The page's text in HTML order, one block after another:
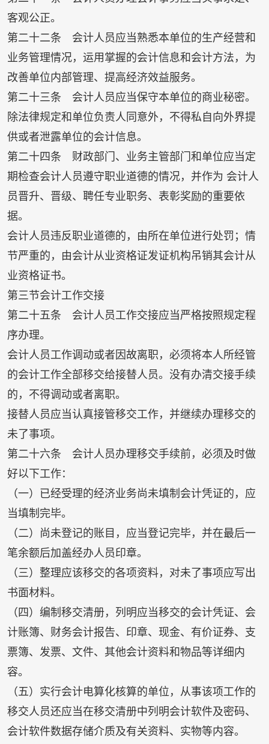
客观公正。
第二十二条 会计人员应当熟悉本单位的生产经营和
业务管理情况，运用掌握的会计信息和会计方法，为
改善单位内部管理、提高经济效益服务。
第二十三条 会计人员应当保守本单位的商业秘密。
除法律规定和单位负责人同意外，不得私自向外界提
供或者泄露单位的会计信息。
第二十四条 财政部门、业务主管部门和单位应当定
期检查会计人员遵守职业道德的情况，并作为 会计人
员晋升、晋级、聘任专业职务、表彰奖励的重要依
据。
会计人员违反职业道德的，由所在单位进行处罚；情
节严重的，由会计从业资格证发证机构吊销其会计从
业资格证书。
第三节会计工作交接
第二十五条 会计人员工作交接应当严格按照规定程
序办理。
会计人员工作调动或者因故离职，必须将本人所经管
的会计工作全部移交给接替人员。没有办清交接手续
的，不得调动或者离职。
接替人员应当认真接管移交工作，并继续办理移交的
未了事项。
第二十六条 会计人员办理移交手续前，必须及时做
好以下工作：
（一）已经受理的经济业务尚未填制会计凭证的，应
当填制完毕。
（二）尚未登记的账目，应当登记完毕，并在最后一
笔余额后加盖经办人员印章。
（三）整理应该移交的各项资料，对未了事项应写出
书面材料。
（四）编制移交清册，列明应当移交的会计凭证、会
计账簿、财务会计报告、印章、现金、有价证券、支
票簿、发票、文件、其他会计资料和物品等详细内
容。
（五）实行会计电算化核算的单位，从事该项工作的
移交人员还应当在移交清册中列明会计软件及密码、
会计软件数据存储介质及有关资料、实物等内容。